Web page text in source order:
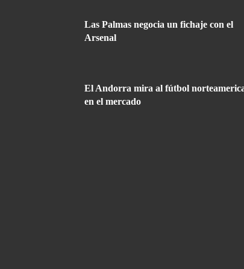
Las Palmas negocia un fichaje con el
Arsenal
El Andorra mira al fútbol
en el mercado